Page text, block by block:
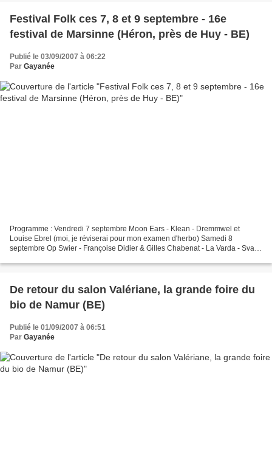
Festival Folk ces 7, 8 et 9 septembre - 16e
festival de Marsinne (Héron, près de Huy - BE)
Publié le 03/09/2007 à 06:22
Par Gayanée
Programme : Vendredi 7 septembre Moon Ears - Klean - Dremmwel et
Louise Ebrel (moi, je réviserai pour mon examen d'herbo) Samedi 8
septembre Op Swier - Françoise Didier & Gilles Chabenat - La Varda - Svart
De retour du salon Valériane, la grande foire du
bio de Namur (BE)
Publié le 01/09/2007 à 06:51
Par Gayanée